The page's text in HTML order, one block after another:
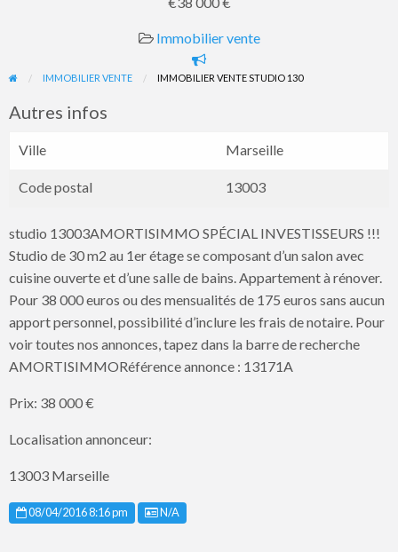
Immobilier vente
Signaler
un
IMMOBILIER VENTE IMMOBILIER VENTE STUDIO 130
Autres infos
Ville Marseille
Code postal 13003
studio 13003AMORTISIMMO SPÉCIAL INVESTISSEURS !!!
Studio de 30 m2 au 1er étage se composant d’un salon avec
cuisine ouverte et d’une salle de bains. Appartement à rénover.
Pour 38 000 euros ou des mensualités de 175 euros sans aucun
apport personnel, possibilité d’inclure les frais de notaire. Pour
voir toutes nos annonces, tapez dans la barre de recherche
AMORTISIMMORéférence annonce : 13171A
Prix: 38 000 €
Localisation annonceur:
13003 Marseille
08/04/2016 8:16 pm Listing ID
N/A